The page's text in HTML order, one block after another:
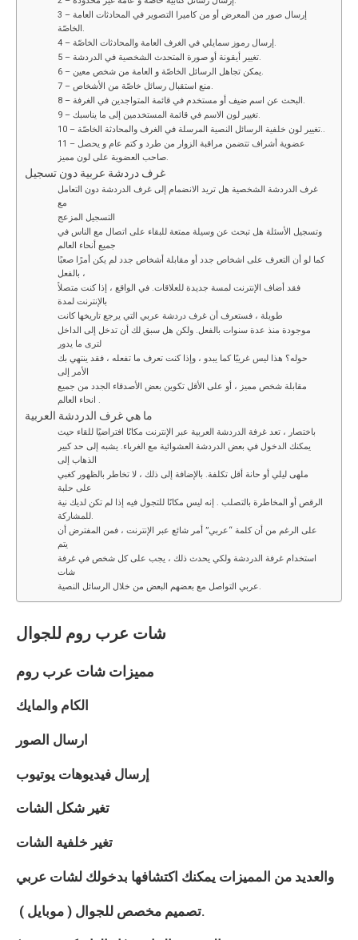
3 – إرسال صور من المعرض أو من كاميرا التصوير في المحادثات العامة
الخاصّة.
4 – إرسال رموز سمايلي في الغرف العامة والمحادثات الخاصّة.
5 – تغيير أيقونة أو صورة المتحدث الشخصية في الدردشة.
6 – يمكن تجاهل الرسائل الخاصّة و العامة من شخص معين.
7 – منع استقبال رسائل خاصّة من الأشخاص.
8 – البحث عن اسم ضيف أو مستخدم في قائمة المتواجدين في الغرفة.
9 – تغيير لون الاسم في قائمة المستخدمين إلى ما يناسبك.
10 – تغيير لون خلفية الرسائل النصية المرسلة في الغرف والمحادثة الخاصّة..
11 – عضوية أشراف تتضمن مراقبة الزوار من طرد و كتم عام و يحصل
صاحب العضوية على لون مميز.
غرف دردشة عربية دون تسجيل
غرف الدردشة الشخصية هل تريد الانضمام إلى غرف الدردشة دون التعامل
مع
التسجيل المزعج
وتسجيل الأسئلة هل تبحث عن وسيلة ممتعة للبقاء على اتصال مع الناس في
جميع أنحاء العالم
كما لو أن التعرف على اشخاص جدد أو مقابلة أشخاص جدد لم يكن أمرًا صعبًا
بالفعل ،
فقد أضاف الإنترنت لمسة جديدة للعلاقات. في الواقع ، إذا كنت متصلاً
بالإنترنت لمدة
طويلة ، فستعرف أن غرف دردشة عربي التي يرجع تاريخها كانت
موجودة منذ عدة سنوات بالفعل. ولكن هل سبق لك أن تدخل إلى الداخل
لترى ما يدور
حوله؟ هذا ليس غريبًا كما يبدو ، وإذا كنت تعرف ما تفعله ، فقد ينتهي بك
الأمر إلى
مقابلة شخص مميز ، أو على الأقل تكوين بعض الأصدقاء الجدد من جميع
انحاء العالم .
ما هي غرف الدردشة العربية
باختصار ، تعد غرفة الدردشة العربية عبر الإنترنت مكانًا افتراضيًا للقاء حيث
يمكنك الدخول في بعض الدردشة العشوائية مع الغرباء. يشبه إلى حد كبير
الذهاب إلى
ملهى ليلي أو حانة أقل تكلفة. بالإضافة إلى ذلك ، لا تخاطر بالظهور كغبي
على حلبة
الرقص أو المخاطرة بالتصلب . إنه ليس مكانًا للتجول فيه إذا لم تكن لديك نية
للمشاركة.
على الرغم من أن كلمة “عربي” أمر شائع عبر الإنترنت ، فمن المفترض أن
يتم
استخدام غرفة الدردشة ولكي يحدث ذلك ، يجب على كل شخص في غرفة
شات
عربي التواصل مع بعضهم البعض من خلال الرسائل النصية.
شات عرب روم للجوال
مميزات شات عرب روم
الكام والمايك
ارسال الصور
إرسال فيديوهات يوتيوب
تغير شكل الشات
تغير خلفية الشات
والعديد من المميزات يمكنك اكتشافها بدخولك لشات عربي
تصميم مخصص للجوال ( موبايل ).